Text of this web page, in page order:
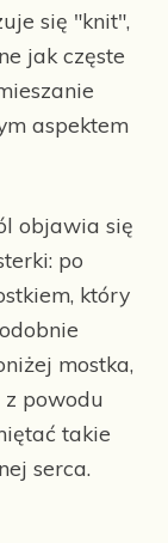
się "knit",
jak częste
aspektem
objawia się
po
który
mostka,
z powodu
takie
serca.